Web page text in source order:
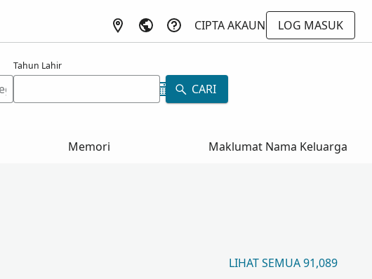
CIPTA AKAUN
LOG MASUK
Tahun Lahir
CARI
Memori Maklumat Nama Keluarga
LIHAT SEMUA 91,089